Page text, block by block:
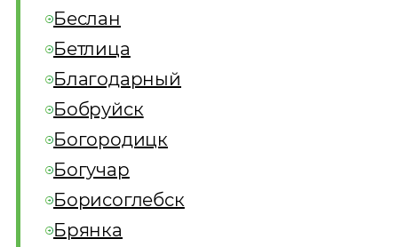
Беслан
Бетлица
Благодарный
Бобруйск
Богородицк
Богучар
Борисоглебск
Брянка